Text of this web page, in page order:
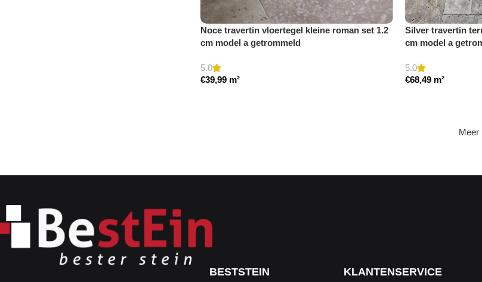
Noce travertin vloertegel kleine roman set 1.2
cm model a getrommeld
5.0
€39,99 m²
Silver travertin
cm model a
5.0
€68,49 m²
Meer
BESTSTEIN KLANTENSERVICE